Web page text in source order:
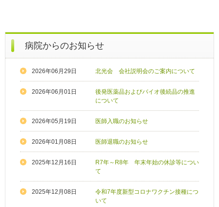
病院からのお知らせ
2026年06月29日 北光会 会社説明会のご案内について
2026年06月01日
後発医薬品およびバイオ後続品の推進
について
2026年05月19日 医師入職のお知らせ
2026年01月08日 医師退職のお知らせ
2025年12月16日
R7年～R8年 年末年始の休診等につい
て
2025年12月08日
令和7年度新型コロナワクチン接種につ
いて